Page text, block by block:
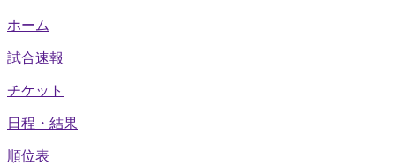
ホーム
試合速報
チケット
日程・結果
順位表